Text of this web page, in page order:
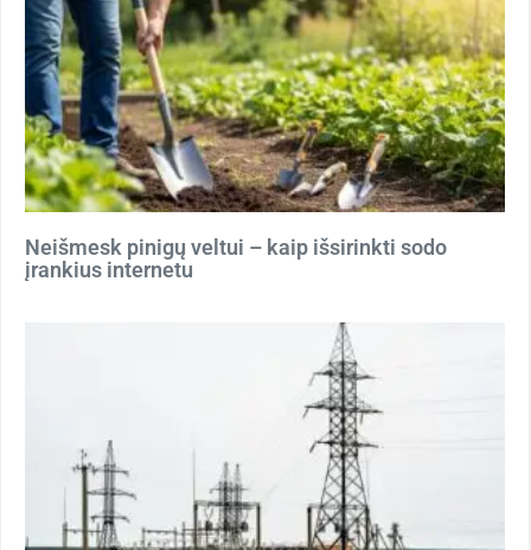
Neišmesk pinigų veltui – kaip išsirinkti sodo
įrankius internetu